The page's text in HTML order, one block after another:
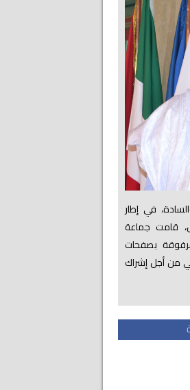
في إطار
قامت جماعة
بصفحات
من أجل إشراك